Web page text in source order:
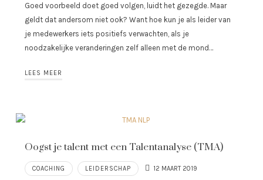
Goed voorbeeld doet goed volgen, luidt het gezegde. Maar
geldt dat andersom niet ook? Want hoe kun je als leider van
je medewerkers iets positiefs verwachten, als je
noodzakelijke veranderingen zelf alleen met de mond…
LEES MEER
Oogst je talent met een Talentanalyse (TMA)
COACHING LEIDERSCHAP 12 MAART 2019